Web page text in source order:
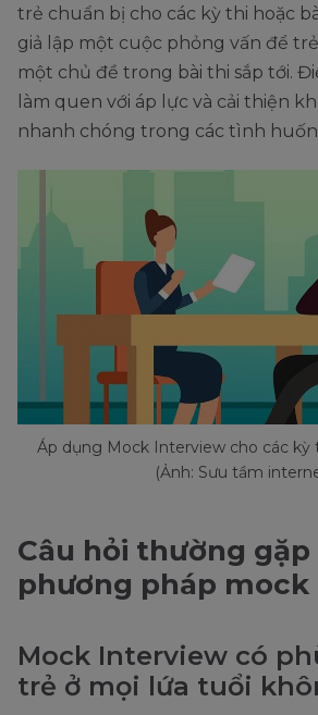
trẻ chuẩn bị cho các kỳ thi hoặc
giả lập một cuộc phỏng vấn để
một chủ đề trong bài thi sắp tới.
làm quen với áp lực và cải thiện
nhanh chóng trong các tình
Áp dụng Mock Interview cho các kỳ
(Ảnh: Sưu tầm
Câu hỏi thường gặp
phương pháp
Mock Interview có
trẻ ở mọi lứa tuổi